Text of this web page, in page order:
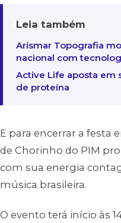
Leia também
Arismar Topografia
nacional com
Active Life aposta em
de proteína
E para encerrar a festa
de Chorinho do PIM
com sua energia
música brasileira.
O evento terá início às